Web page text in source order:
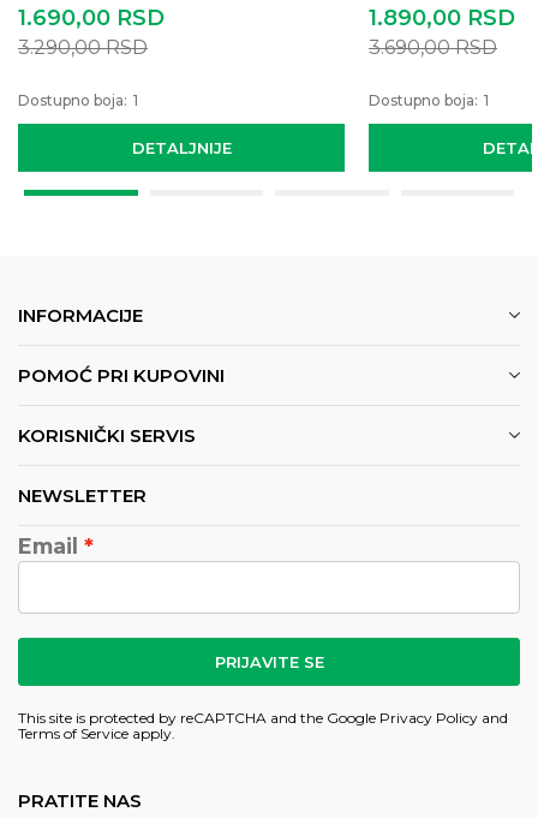
DETALJNIJE
1.690,00 RSD
3.290,00RSD
Dostupno boja: 1
1.890,00 RSD
3.690,00RSD
Dostupno boja: 1
INFORMACIJE
POMOĆ PRI KUPOVINI
KORISNIČKI SERVIS
NEWSLETTER
Email
PRIJAVITE SE
This site is protected by reCAPTCHA and the Google Privacy Policy and
Terms of Service apply.
PRATITE NAS